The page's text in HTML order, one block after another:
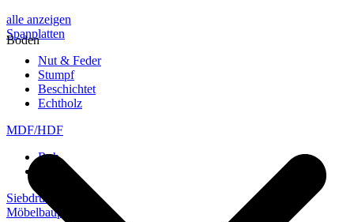
alle anzeigen
Spanplatten
Nut & Feder
Stumpf
Beschichtet
Echtholz
MDF/HDF
Roh
Siebdruckplatten
Möbelbauplatten
Boden